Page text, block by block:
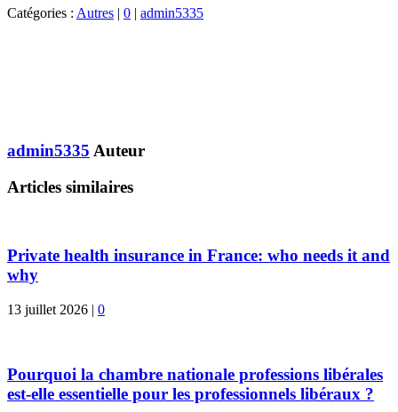
Catégories : Autres | 0 | admin5335
admin5335 Auteur
Articles similaires
Private health insurance in France: who needs it and
why
13 juillet 2026 | 0
Pourquoi la chambre nationale professions libérales
est-elle essentielle pour les professionnels libéraux ?